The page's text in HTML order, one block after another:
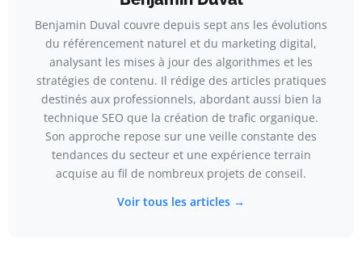
Benjamin Duval couvre depuis sept ans les évolutions
du référencement naturel et du marketing digital,
analysant les mises à jour des algorithmes et les
stratégies de contenu. Il rédige des articles pratiques
destinés aux professionnels, abordant aussi bien la
technique SEO que la création de trafic organique.
Son approche repose sur une veille constante des
tendances du secteur et une expérience terrain
acquise au fil de nombreux projets de conseil.
Voir tous les articles →